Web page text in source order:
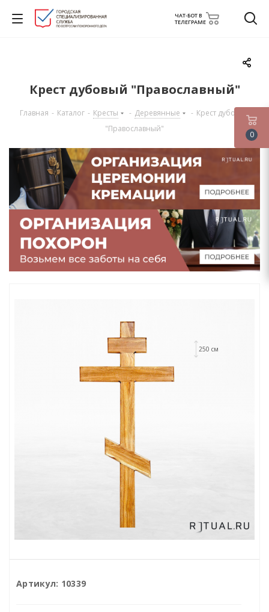
ЧАТ-БОТ В
ТЕЛЕГРАМЕ
Крест дубовый "Православный"
Главная - Каталог - Кресты - Деревянные - Крест дубовый
"Православный"
250 см
Артикул: 10339
0